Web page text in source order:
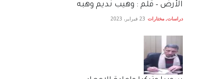
الأرض – قلم : وهيب نديم وهبه
دراسات, مختارات 23 فبراير، 2023